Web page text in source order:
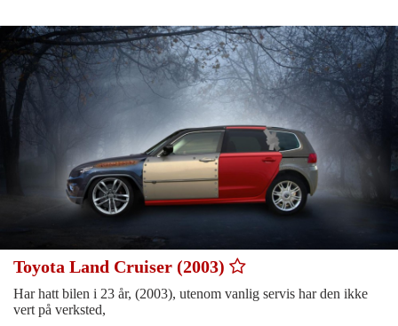
Toyota Land Cruiser (2003)
Har hatt bilen i 23 år, (2003), utenom vanlig servis har den ikke
vert på verksted,